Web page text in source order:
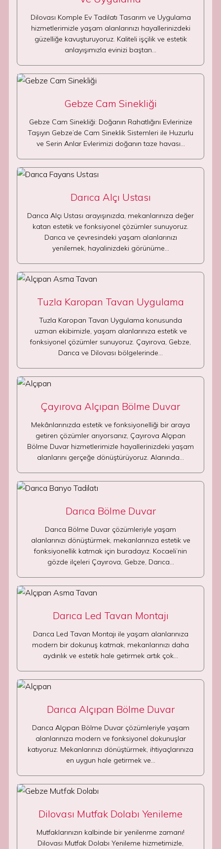
Dilovası Komple Ev Tadilatı Tasarım ve Uygulama
hizmetlerimizle yaşam alanlarınızı hayallerinizdeki
güzelliğe kavuşturuyoruz. Kaliteli işçilik ve estetik
anlayışımızla evinizi baştan…
Gebze Cam Sinekliği
Gebze Cam Sinekliği: Doğanın Rahatlığını Evlerinize
Taşıyın Gebze’de Cam Sineklik Sistemleri ile Huzurlu
ve Serin Anlar Evlerimizi doğanın taze havası…
Darıca Alçı Ustası
Darıca Alçı Ustası arayışınızda, mekanlarınıza değer
katan estetik ve fonksiyonel çözümler sunuyoruz.
Darıca ve çevresindeki yaşam alanlarınızı
yenilemek, hayalinizdeki görünüme…
Tuzla Karopan Tavan Uygulama
Tuzla Karopan Tavan Uygulama konusunda
uzman ekibimizle, yaşam alanlarınıza estetik ve
fonksiyonel çözümler sunuyoruz. Çayırova, Gebze,
Darıca ve Dilovası bölgelerinde…
Çayırova Alçıpan Bölme Duvar
Mekânlarınızda estetik ve fonksiyonelliği bir araya
getiren çözümler arıyorsanız, Çayırova Alçıpan
Bölme Duvar hizmetlerimizle hayallerinizdeki yaşam
alanlarını gerçeğe dönüştürüyoruz. Alanında…
Darıca Bölme Duvar
Darıca Bölme Duvar çözümleriyle yaşam
alanlarınızı dönüştürmek, mekanlarınıza estetik ve
fonksiyonellik katmak için buradayız. Kocaeli’nin
gözde ilçeleri Çayırova, Gebze, Darıca…
Darıca Led Tavan Montajı
Darıca Led Tavan Montajı ile yaşam alanlarınıza
modern bir dokunuş katmak, mekanlarınızı daha
aydınlık ve estetik hale getirmek artık çok…
Darıca Alçıpan Bölme Duvar
Darıca Alçıpan Bölme Duvar çözümleriyle yaşam
alanlarınıza modern ve fonksiyonel dokunuşlar
katıyoruz. Mekanlarınızı dönüştürmek, ihtiyaçlarınıza
en uygun hale getirmek ve…
Dilovası Mutfak Dolabı Yenileme
Mutfaklarınızın kalbinde bir yenilenme zamanı!
Dilovası Mutfak Dolabı Yenileme hizmetimizle,